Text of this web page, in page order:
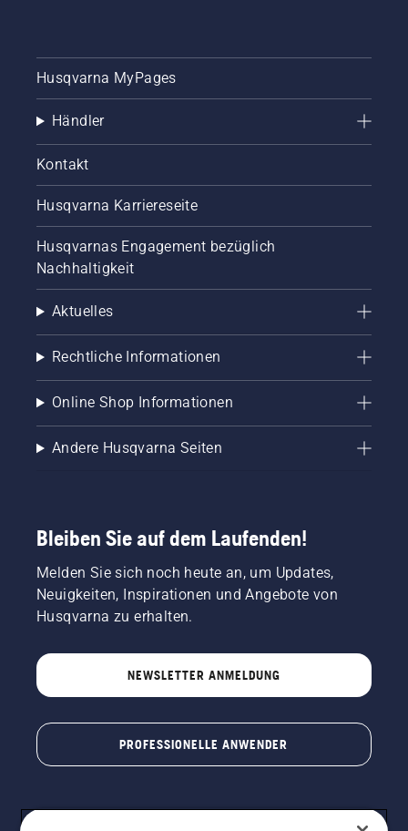
Husqvarna MyPages
Händler
Kontakt
Husqvarna Karriereseite
Husqvarnas Engagement bezüglich
Nachhaltigkeit
Aktuelles
Rechtliche Informationen
Online Shop Informationen
Andere Husqvarna Seiten
Bleiben Sie auf dem Laufenden!
Melden Sie sich noch heute an, um Updates,
Neuigkeiten, Inspirationen und Angebote von
Husqvarna zu erhalten.
NEWSLETTER ANMELDUNG
PROFESSIONELLE ANWENDER